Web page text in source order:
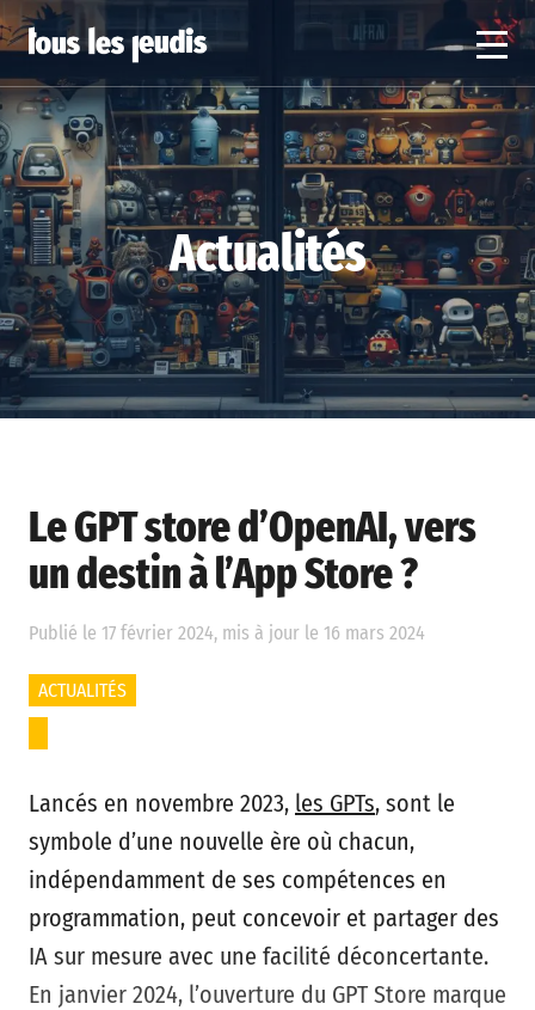
Actualités
Le GPT store d’OpenAI, vers
un destin à l’App Store ?
Publié le 17 février 2024, mis à jour le 16 mars 2024
ACTUALITÉS
Lancés en novembre 2023, les GPTs, sont le
symbole d’une nouvelle ère où chacun,
indépendamment de ses compétences en
programmation, peut concevoir et partager des
IA sur mesure avec une facilité déconcertante.
En janvier 2024, l’ouverture du GPT Store marque